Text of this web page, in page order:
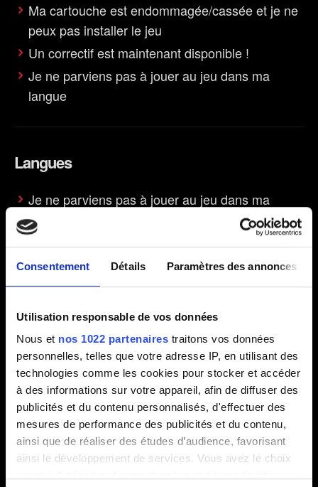
Consentement Détails Paramètres des annonces
Utilisation responsable de vos données
Nous et nos 1022 partenaires traitons vos données
personnelles, telles que votre adresse IP, en utilisant des
technologies comme les cookies pour stocker et accéder
à des informations sur votre appareil, afin de diffuser des
publicités et du contenu personnalisés, d'effectuer des
mesures de performance des publicités et du contenu,
ainsi que de réaliser des études d’audience, favorisant
ainsi le développement de services. Vous avez le choix
Ma cartouche est endommagée/cassée et je ne
peux pas installer le jeu
Un correctif est maintenant disponible !
Je ne parviens pas à jouer au jeu dans ma
langue
Langues
Je ne parviens pas à jouer au jeu dans ma
langue
Lancement
Que contiennent le jeu de base et la
Complete Edition ?
Puis-je acheter le jeu sur l'eShop si je ne
possède pas de carte microSD ?
Quelle est la taille du jeu et quel est l'espace de
stockage requis ?